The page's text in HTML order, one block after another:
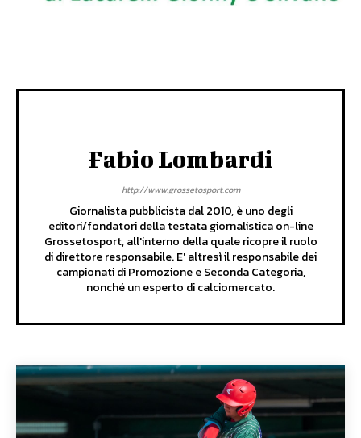
Fabio Lombardi
http://www.grossetosport.com
Giornalista pubblicista dal 2010, è uno degli
editori/fondatori della testata giornalistica on-line
Grossetosport, all'interno della quale ricopre il ruolo
di direttore responsabile. E' altresì il responsabile dei
campionati di Promozione e Seconda Categoria,
nonché un esperto di calciomercato.